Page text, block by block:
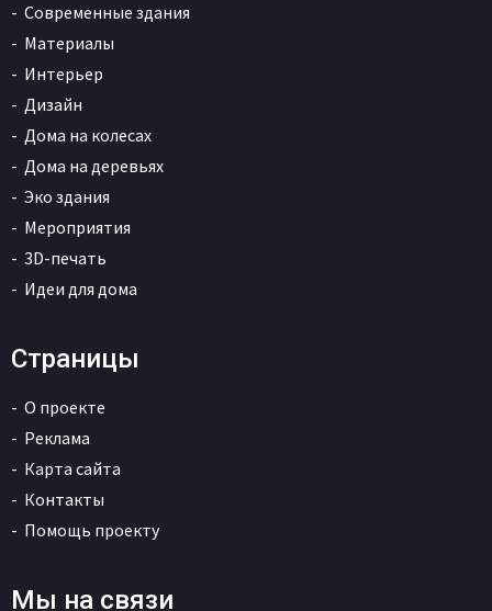
Современные здания
Материалы
Интерьер
Дизайн
Дома на колесах
Дома на деревьях
Эко здания
Мероприятия
3D-печать
Идеи для дома
Страницы
О проекте
Реклама
Карта сайта
Контакты
Помощь проекту
Мы на связи